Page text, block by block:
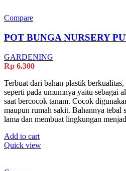
Compare
POT BUNGA NURSERY
GARDENING
Rp 6.300
Terbuat dari bahan plastik
seperti pada umumnya yaitu sebagai
saat bercocok tanam. Cocok
maupun rumah sakit. Bahannya tebal
lama dan membuat lingkungan
Add to cart
Quick view